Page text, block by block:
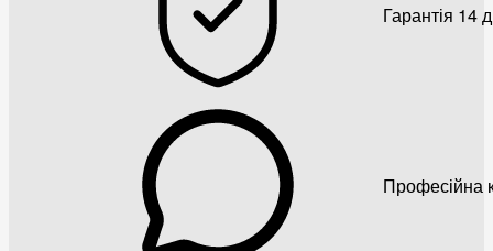
Гарантія 14
Професійна